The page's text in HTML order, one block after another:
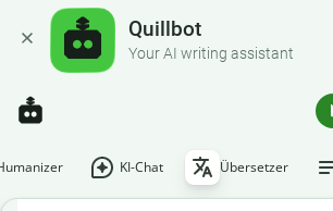
Quillbot
Your AI writing assistant
KI-Chat Übersetzer